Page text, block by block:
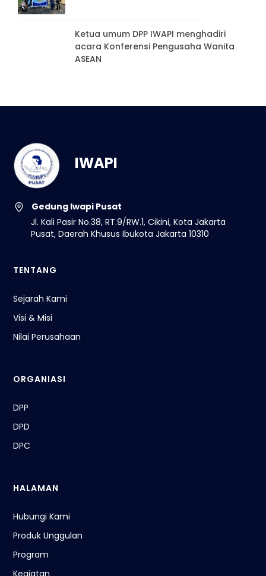
Ketua umum DPP IWAPI menghadiri
acara Konferensi Pengusaha Wanita
ASEAN
IWAPI
Gedung Iwapi Pusat
Jl. Kali Pasir No.38, RT.9/RW.1, Cikini, Kota Jakarta
Pusat, Daerah Khusus Ibukota Jakarta 10310
TENTANG
Sejarah Kami
Visi & Misi
Nilai Perusahaan
ORGANIASI
DPP
DPD
DPC
HALAMAN
Hubungi Kami
Produk Unggulan
Program